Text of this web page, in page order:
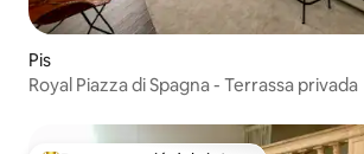
Pis
Royal Piazza di Spagna - Terrassa privada